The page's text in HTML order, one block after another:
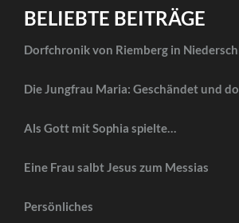
BELIEBTE BEITRÄGE
Dorfchronik von Riemberg in
Die Jungfrau Maria: Geschändet und
Als Gott mit Sophia spielte…
Eine Frau salbt Jesus zum Messias
Persönliches